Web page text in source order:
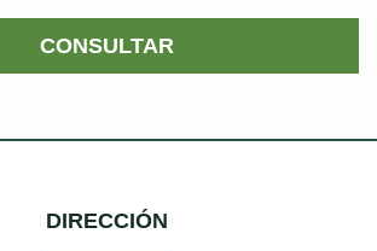
CONSULTAR
DIRECCIÓN